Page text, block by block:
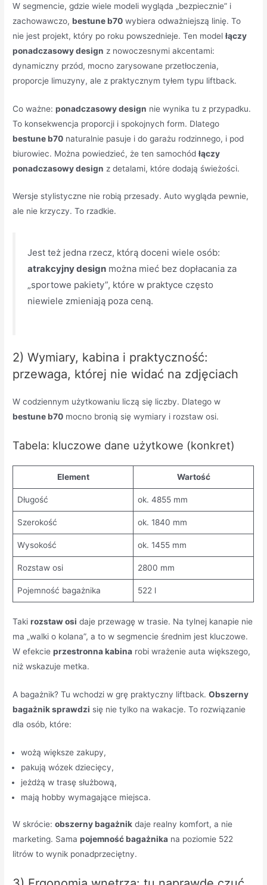
W segmencie, gdzie wiele modeli wygląda „bezpiecznie” i
zachowawczo,bestune b70 wybiera odważniejszą linię. To
nie jest projekt, który po roku powszednieje. Ten modelłączy
ponadczasowy design z nowoczesnymi akcentami:
dynamiczny przód, mocno zarysowane przetłoczenia,
proporcje limuzyny, ale z praktycznym tyłem typu liftback.
Co ważne:ponadczasowy design nie wynika tu z przypadku.
To konsekwencja proporcji i spokojnych form. Dlatego
bestune b70 naturalnie pasuje i do garażu rodzinnego, i pod
biurowiec. Można powiedzieć, że ten samochódłączy
ponadczasowy design z detalami, które dodają świeżości.
Wersje stylistyczne nie robią przesady. Auto wygląda pewnie,
ale nie krzyczy. To rzadkie.
Jest też jedna rzecz, którą doceni wiele osób:
atrakcyjny design można mieć bez dopłacania za
„sportowe pakiety”, które w praktyce często
niewiele zmieniają poza ceną.
2) Wymiary, kabina i praktyczność:
przewaga, której nie widać na zdjęciach
W codziennym użytkowaniu liczą się liczby. Dlatego w
bestune b70 mocno bronią się wymiary i rozstaw osi.
Tabela: kluczowe dane użytkowe (konkret)
Element Wartość
Długość ok. 4855 mm
Szerokość ok. 1840 mm
Wysokość ok. 1455 mm
Rozstaw osi 2800 mm
Pojemność bagażnika 522 l
Takirozstaw osi daje przewagę w trasie. Na tylnej kanapie nie
ma „walki o kolana”, a to w segmencie średnim jest kluczowe.
W efekcieprzestronna kabina robi wrażenie auta większego,
niż wskazuje metka.
A bagażnik? Tu wchodzi w grę praktyczny liftback.Obszerny
bagażnik sprawdzi się nie tylko na wakacje. To rozwiązanie
dla osób, które:
wożą większe zakupy,
pakują wózek dziecięcy,
jeżdżą w trasę służbową,
mają hobby wymagające miejsca.
W skrócie:obszerny bagażnik daje realny komfort, a nie
marketing. Samapojemność bagażnika na poziomie 522
litrów to wynik ponadprzeciętny.